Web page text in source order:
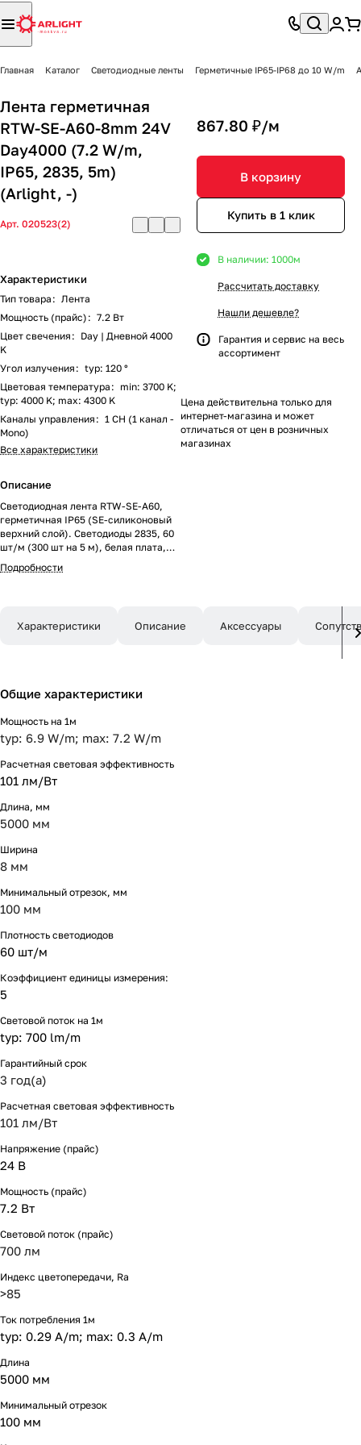
Главная Каталог Светодиодные ленты Герметичные IP65-IP68 до 10 W/m
Лента герметичная
RTW-SE-A60-8mm 24V
Day4000 (7.2 W/m,
IP65, 2835, 5m)
(Arlight, -)
Арт. 020523(2)
Характеристики
Тип товара : Лента
Мощность (прайс) : 7.2 Вт
Цвет свечения : Day | Дневной 4000
K
Угол излучения : typ: 120 °
Цветовая температура : min: 3700 K;
typ: 4000 K; max: 4300 K
Каналы управления : 1 CH (1 канал -
Mono)
Все характеристики
Описание
Светодиодная лента RTW-SE-A60,
герметичная IP65 (SE-силиконовый
верхний слой). Светодиоды 2835, 60
шт/м (300 шт на 5 м), белая плата,
ширина 8 мм, скотч 3M. Цвет
ДНЕВНОЙ 4000 K, цветопередача
отрезок 100 мм, 6 светодиодов. Цена
Подробности
867.80 ₽/м
В корзину
Купить в 1 клик
В наличии: 1000м
Рассчитать доставку
Нашли дешевле?
Гарантия и сервис на весь
ассортимент
Цена действительна только для
интернет-магазина и может
отличаться от цен в розничных
магазинах
Характеристики Описание Аксессуары
Общие характеристики
Мощность на 1м
typ: 6.9 W/m; max: 7.2 W/m
Расчетная световая эффективность
101 лм/Вт
Длина, мм
5000 мм
Ширина
8 мм
Минимальный отрезок, мм
100 мм
Плотность светодиодов
60 шт/м
Коэффициент единицы измерения:
5
Световой поток на 1м
typ: 700 lm/m
Гарантийный срок
3 год(а)
Расчетная световая эффективность
101 лм/Вт
Напряжение (прайс)
24 В
Мощность (прайс)
7.2 Вт
Световой поток (прайс)
700 лм
Индекс цветопередачи, Ra
>85
Ток потребления 1м
typ: 0.29 A/m; max: 0.3 A/m
Длина
5000 мм
Минимальный отрезок
100 мм